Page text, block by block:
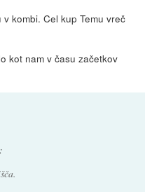
kombi. Cel kup Temu vreč
kot nam v času začetkov
: